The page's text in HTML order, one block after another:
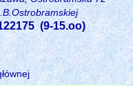
(9-15.oo)